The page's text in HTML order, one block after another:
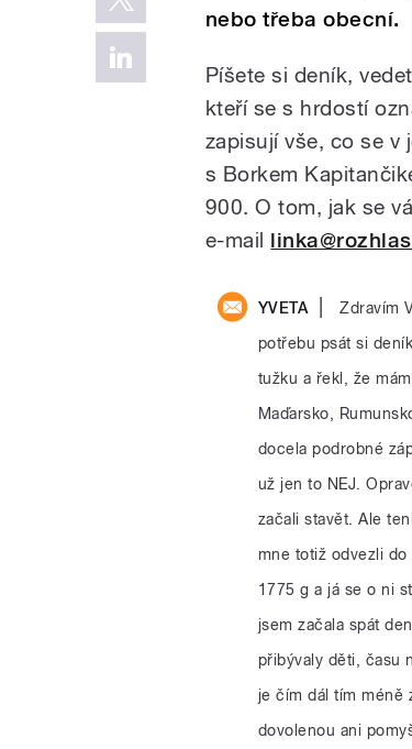
nebo třeba obecní.
Píšete si deník,
kteří se s hrdostí
zapisují vše, co se v
s Borkem
900. O tom, jak se
e-mail
YVETA
Zdravím
potřebu psát si
tužku a řekl, že
Maďarsko,
docela podrobné
už jen to NEJ.
začali stavět. Ale
mne totiž odvezli
1775 g a já se o ni
jsem začala spát
přibývaly děti, času
je čím dál tím méně
dovolenou ani